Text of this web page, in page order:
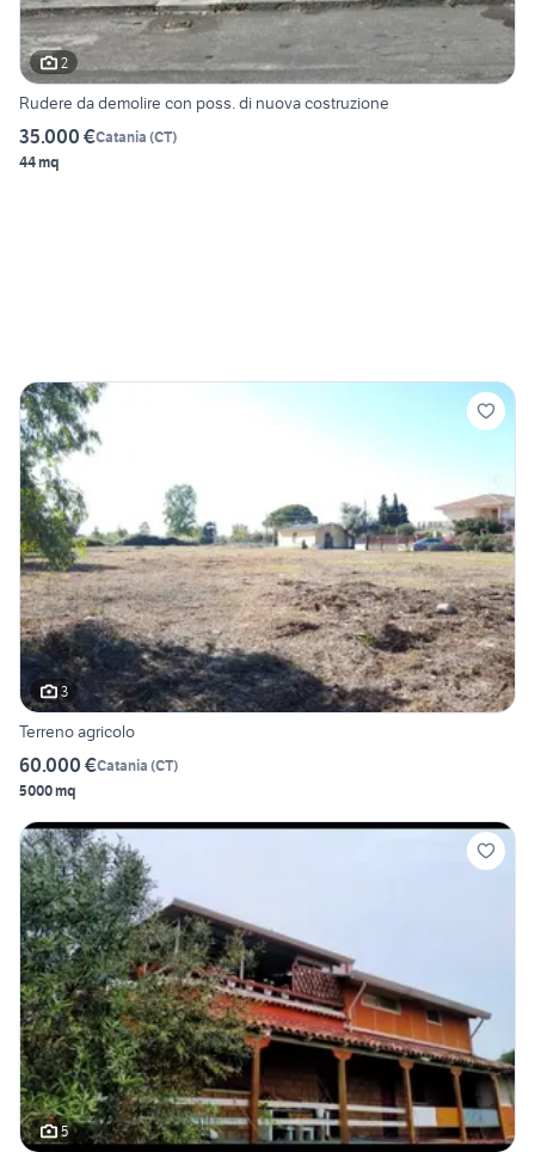
2
Rudere da demolire con poss. di nuova costruzione
35.000 €Catania (CT)
44 mq
3
Terreno agricolo
60.000 €Catania (CT)
5000 mq
5